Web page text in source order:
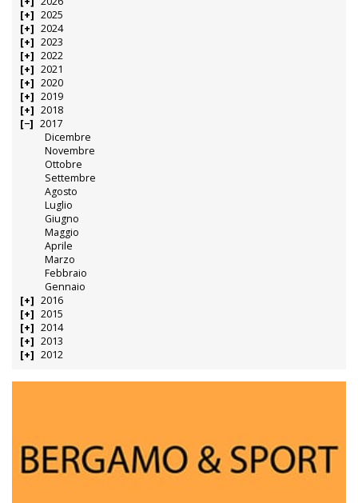
2025
2024
2023
2022
2021
2020
2019
2018
2017
Dicembre
Novembre
Ottobre
Settembre
Agosto
Luglio
Giugno
Maggio
Aprile
Marzo
Febbraio
Gennaio
2016
2015
2014
2013
2012